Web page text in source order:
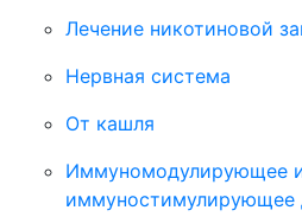
Лечение никотиновой
Нервная система
От кашля
Иммуномодулирующее
иммуностимулирующее